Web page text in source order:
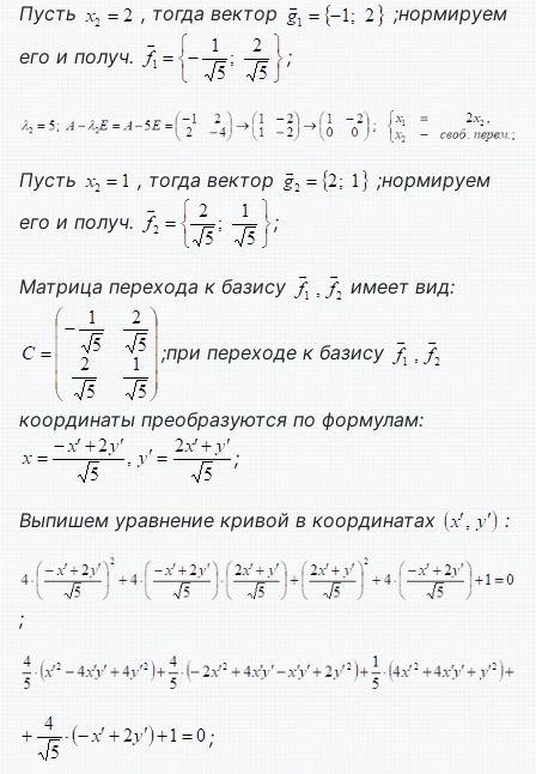
Пусть , тогда вектор
;нормируем
его и получ.
;
Пусть , тогда вектор
;нормируем
его и получ.
;
Матрица перехода к базису имеет вид:
;при переходе к базису
координаты преобразуются по формулам:
;
Выпишем уравнение кривой в координатах :
;
;